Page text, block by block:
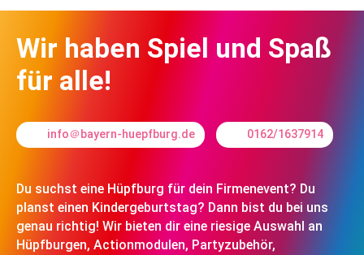
Wir haben Spiel und Spaß
für alle!
info＠bayern-huepfburg.de 0162/1637914
Du suchst eine Hüpfburg für dein Firmenevent? Du
planst einen Kindergeburtstag? Dann bist du bei uns
genau richtig! Wir bieten dir eine riesige Auswahl an
Hüpfburgen, Actionmodulen, Partyzubehör,